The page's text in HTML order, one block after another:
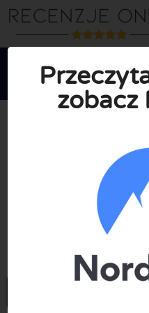
 
(1
zobacz